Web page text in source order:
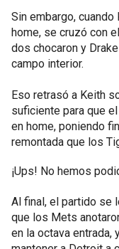
Sin embargo,
home, se cruzó con
dos chocaron y
campo interior.
Eso retrasó a Keith
suficiente para que
en home, poniendo
remontada que los
¡Ups! No hemos
Al final, el partido se
que los Mets
en la octava